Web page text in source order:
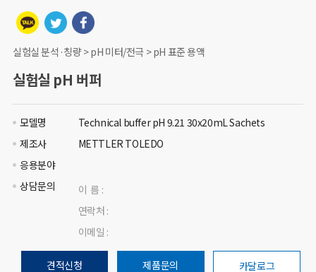
실험실 분석·칭량 > pH 미터/전극 > pH 표준 용액
실험실 pH 버퍼
모델명
Technical buffer pH 9.21 30x20mL Sachets
제조사
METTLER TOLEDO
응용분야
상담문의
이 름 :
연락처 :
이메일 :
견적신청 제품문의 카달로그